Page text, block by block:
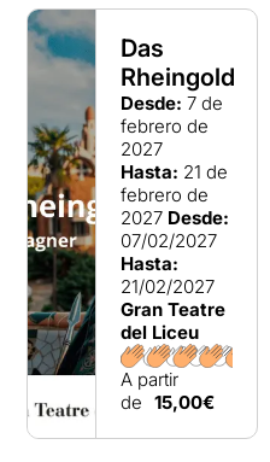
Das
Rheingold
Desde: 7 de
febrero de
2027
Hasta: 21 de
febrero de
2027 Desde:
07/02/2027
Hasta:
21/02/2027
Gran Teatre
del Liceu
A partir
de 15,00€